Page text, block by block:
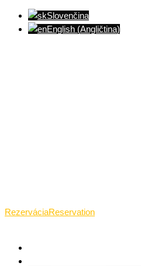
Slovenčina
English (Angličtina)
RezerváciaReservation